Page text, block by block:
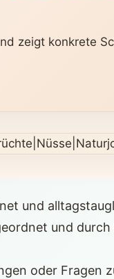
zeigt konkrete
und
und durch
oder Fragen